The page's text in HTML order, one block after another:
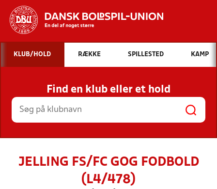
Hvad vil du søge efter?
INDHOLD OG NYHEDER
STILLINGER, RESULTATER, KLUBBER OG
HOLD
KLUB/HOLD RÆKKE SPILLESTED KAMP
Find en klub eller et hold
JELLING FS/FC GOG FODBOLD
(L4/478)